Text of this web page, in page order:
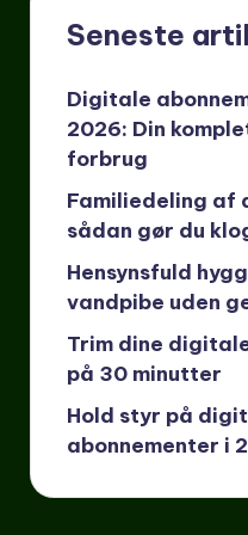
Seneste
Digitale
2026: Din
forbrug
Familiedeling af
sådan gør du
Hensynsfuld
vandpibe uden
Trim dine
på 30 minutter
Hold styr på
abonnementer i